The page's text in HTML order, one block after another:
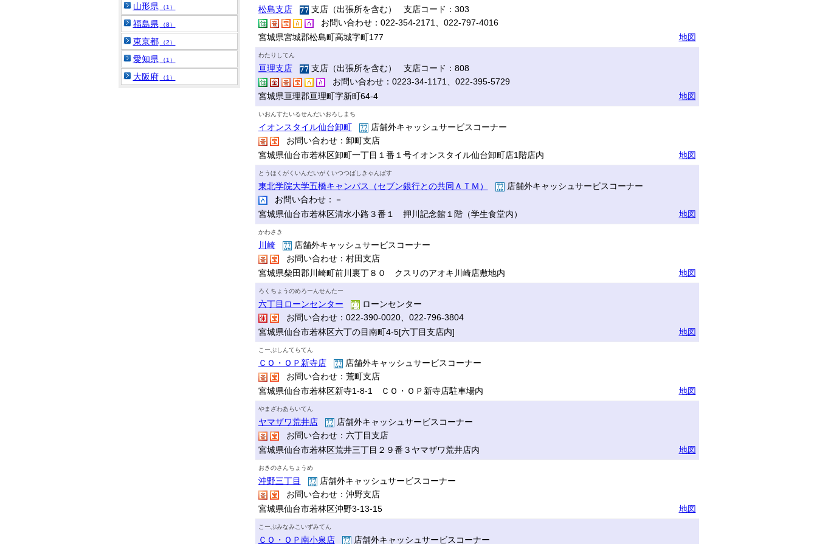
松島支店
支店（出張所を含む） 支店コード：303
お問い合わせ：022-354-2171、022-797-4016
宮城県宮城郡松島町高城字町177
地図
わたりしてん
亘理支店
支店（出張所を含む） 支店コード：808
お問い合わせ：0223-34-1171、022-395-5729
宮城県亘理郡亘理町字新町64-4
地図
いおんすたいるせんだいおろしまち
イオンスタイル仙台卸町
店舗外キャッシュサービスコーナー
お問い合わせ：卸町支店
宮城県仙台市若林区卸町一丁目１番１号イオンスタイル仙台卸町店1階店内
地図
とうほくがくいんだいがくいつつばしきゃんぱす
東北学院大学五橋キャンパス（セブン銀行との共同ＡＴＭ）
店舗外キャッシュサービスコーナー
お問い合わせ：－
宮城県仙台市若林区清水小路３番１ 押川記念館１階（学生食堂内）
地図
かわさき
川崎
店舗外キャッシュサービスコーナー
お問い合わせ：村田支店
宮城県柴田郡川崎町前川裏丁８０ クスリのアオキ川崎店敷地内
地図
ろくちょうのめろーんせんたー
六丁目ローンセンター
ローンセンター
お問い合わせ：022-390-0020、022-796-3804
宮城県仙台市若林区六丁の目南町4-5[六丁目支店内]
地図
こーぷしんてらてん
ＣＯ・ＯＰ新寺店
店舗外キャッシュサービスコーナー
お問い合わせ：荒町支店
宮城県仙台市若林区新寺1-8-1 ＣＯ・ＯＰ新寺店駐車場内
地図
やまざわあらいてん
ヤマザワ荒井店
店舗外キャッシュサービスコーナー
お問い合わせ：六丁目支店
宮城県仙台市若林区荒井三丁目２９番３ヤマザワ荒井店内
地図
おきのさんちょうめ
沖野三丁目
店舗外キャッシュサービスコーナー
お問い合わせ：沖野支店
宮城県仙台市若林区沖野3-13-15
地図
こーぷみなみこいずみてん
ＣＯ・ＯＰ南小泉店 店舗外キャッシュサービスコーナー
山形県 （1）
福島県 （8）
東京都 （2）
愛知県 （1）
大阪府 （1）